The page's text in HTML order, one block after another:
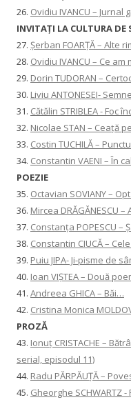
26. Ovidiu IVANCU – Jurnal
INVITAŢI LA CULTURA DE
27. Șerban FOARȚĂ – Alte
28. Ovidiu IVANCU – Ce
29. Dorin TUDORAN –
30. Liviu ANTONESEI-
31. Cătălin STRIBLEA - Foc
32. Nicolae STAN – Ceață
33. Costin TUCHILĂ –
34. Constantin VAENI – În
POEZIE
35. Octavian SOVIANY –
36. Mircea DRĂGĂNESCU
37. Constanţa POPESCU –
38. Constantin CIUCĂ –
39. Puiu JIPA- Ji-pisme de
40. Ioan VIȘTEA – Două
41. Andreea GHICA – Băi…
42. Cristina Monica
PROZĂ
43. Ionuţ CRISTACHE –
serial, episodul 11)
44. Radu PĂRPĂUȚĂ –
45. Gheorghe SCHWARTZ